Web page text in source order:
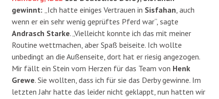
gewinnt: „Ich hatte einiges Vertrauen in Sisfahan, auch
wenn er ein sehr wenig geprüftes Pferd war“, sagte
Andrasch Starke. „Vielleicht konnte ich das mit meiner
Routine wettmachen, aber Spaß beiseite. Ich wollte
unbedingt an die Außenseite, dort hat er riesig angezogen.
Mir fällt ein Stein vom Herzen für das Team von Henk
Grewe. Sie wollten, dass ich für sie das Derby gewinne. Im
letzten Jahr hatte das leider nicht geklappt, nun hatten wir